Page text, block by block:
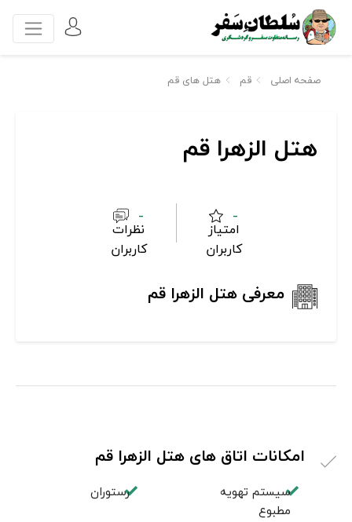
صفحه اصلی قم هتل های قم
هتل الزهرا قم
-
امتیاز
کاربران
-
نظرات
کاربران
معرفی هتل الزهرا قم
امکانات اتاق های هتل الزهرا قم
سیستم تهویه
مطبوع
رستوران